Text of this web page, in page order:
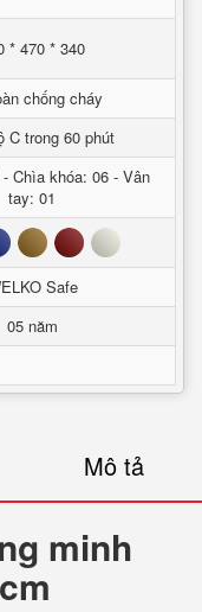
* 470 * 340
chống cháy
C trong 60 phút
Chìa khóa: 06 - Vân
tay: 01
Nâu Đỏ Trắng
Safe
05 năm
Mô tả
minh